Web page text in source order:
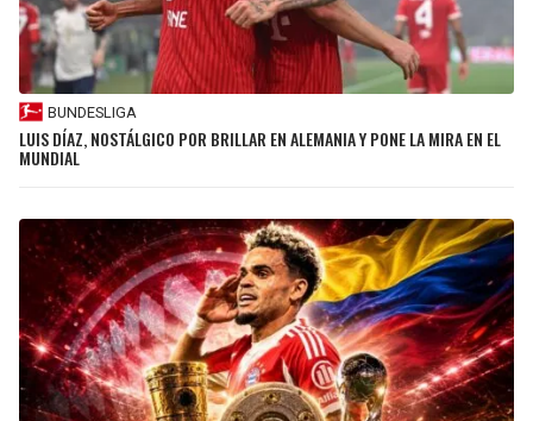
BUNDESLIGA
LUIS DÍAZ, NOSTÁLGICO POR BRILLAR EN ALEMANIA Y PONE LA MIRA EN EL
MUNDIAL